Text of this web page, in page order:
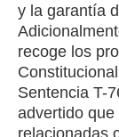
y la garantía
recoge los
Sentencia T-
advertido
relacionadas